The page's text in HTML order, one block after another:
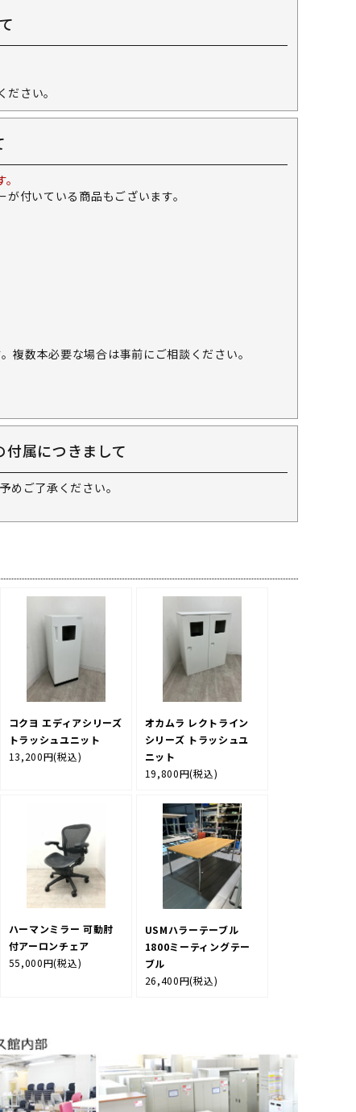
さい。
付いている商品もございます。
複数本必要な場合は事前にご相談ください。
属につきまして
めご了承ください。
コクヨ エディアシリーズ
トラッシュユニット
13,200円(税込)
オカムラ レクトライン
シリーズ トラッシュユ
ニット
19,800円(税込)
ハーマンミラー 可動肘
付アーロンチェア
55,000円(税込)
USMハラーテーブル
1800ミーティングテー
ブル
26,400円(税込)